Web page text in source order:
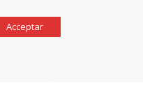
Acceptar